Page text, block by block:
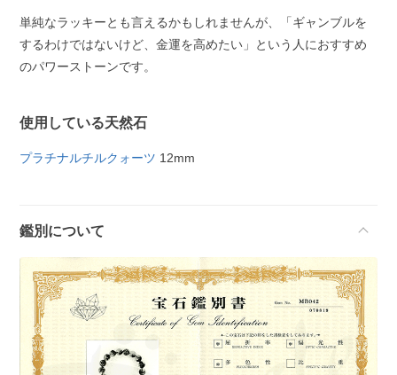
単純なラッキーとも言えるかもしれませんが、「ギャンブルを
するわけではないけど、金運を高めたい」という人におすすめ
のパワーストーンです。
使用している天然石
プラチナルチルクォーツ 12mm
鑑別について